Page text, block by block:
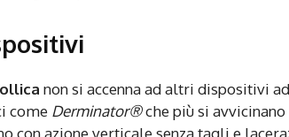
non si accenna ad altri dispositivi
come Derminator®che più si
con azione verticale senza tagli e